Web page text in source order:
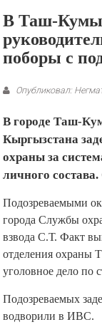
В Таш-
поборы с
Опубликовал:
В городе Таш-
Кыргызстана
охраны за
личного
Подозреваемыми
города Службы
взвода С.Т. Факт
отделения охраны
уголовное дело по
Подозреваемых
водворили в ИВС.